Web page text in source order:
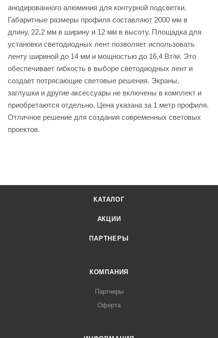
анодированного алюминия для контурной подсветки.
Габаритные размеры профиля составляют 2000 мм в
длину, 22,2 мм в ширину и 12 мм в высоту. Площадка для
установки светодиодных лент позволяет использовать
ленту шириной до 14 мм и мощностью до 16,4 Вт/м. Это
обеспечивает гибкость в выборе светодиодных лент и
создает потрясающие световые решения. Экраны,
заглушки и другие аксессуары не включены в комплект и
приобретаются отдельно. Цена указана за 1 метр профиля.
Отличное решение для создания современных световых
проектов.
КАТАЛОГ
АКЦИИ
ПАРТНЕРЫ
КОМПАНИЯ
Партнеры
Оферта